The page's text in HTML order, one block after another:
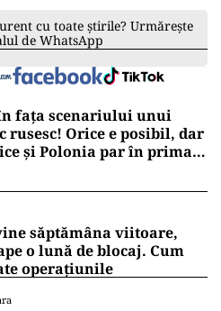
cu toate știrile? Urmărește
de WhatsApp
fața scenariului unui
rusesc! Orice e posibil, dar
și Polonia par în prima
săptămâna viitoare,
o lună de blocaj. Cum
operațiunile